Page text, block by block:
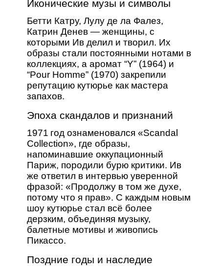
Иконические музы и символы
Бетти Катру, Лулу де ла Фалез,
Катрин Денев — женщины, с
которыми Ив делил и творил. Их
образы стали постоянными нотами в
коллекциях, а аромат “Y” (1964) и
“Pour Homme” (1970) закрепили
репутацию кутюрье как мастера
запахов.
Эпоха скандалов и признаний
1971 год ознаменовался «Scandal
Collection», где образы,
напоминавшие оккупационный
Париж, породили бурю критики. Ив
же ответил в интервью уверенной
фразой: «Продолжу в том же духе,
потому что я прав». С каждым новым
шоу кутюрье стал всё более
дерзким, объединяя музыку,
балетные мотивы и живопись
Пикассо.
Поздние годы и наследие